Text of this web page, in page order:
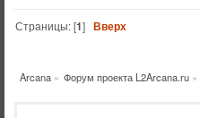
Страницы: [1]Вверх
Arcana» Форум проекта L2Arcana.ru »